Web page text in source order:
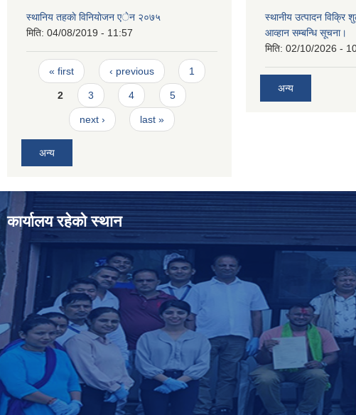
स्थानिय तहकाे विनियाेजन एेन २०७५
मिति: 04/08/2019 - 11:57
Pages
« first ‹ previous 1
2 3 4 5
next › last »
अन्य
स्थानीय उत्पादन विक्रि
आव्हान सम्बन्धि सूचना।
मिति: 02/10/2026 -
अन्य
कार्यालय रहेको स्थान